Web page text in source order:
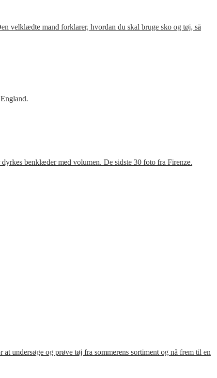
velklædte mand forklarer, hvordan du skal bruge sko og tøj, så
benklæder med volumen. De sidste 30 foto fra Firenze.
undersøge og prøve tøj fra sommerens sortiment og nå frem til en